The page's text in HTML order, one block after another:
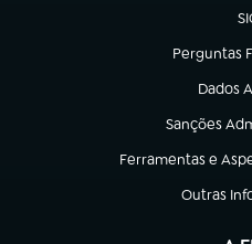
Perguntas
(abre em
Dados
(abre
Sanções
(abre em
Ferramentas e
(abre em nova aba)
Outras
(abre em